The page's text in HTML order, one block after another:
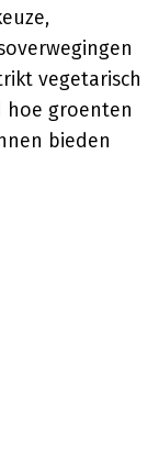
vegetarisch
hoe groenten
bieden